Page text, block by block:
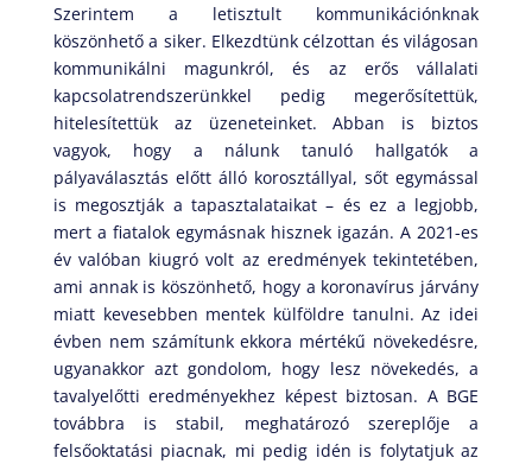
Szerintem a letisztult kommunikációnknak
köszönhető a siker. Elkezdtünk célzottan és világosan
kommunikálni magunkról, és az erős vállalati
kapcsolatrendszerünkkel pedig megerősítettük,
hitelesítettük az üzeneteinket. Abban is biztos
vagyok, hogy a nálunk tanuló hallgatók a
pályaválasztás előtt álló korosztállyal, sőt egymással
is megosztják a tapasztalataikat – és ez a legjobb,
mert a fiatalok egymásnak hisznek igazán. A 2021-es
év valóban kiugró volt az eredmények tekintetében,
ami annak is köszönhető, hogy a koronavírus járvány
miatt kevesebben mentek külföldre tanulni. Az idei
évben nem számítunk ekkora mértékű növekedésre,
ugyanakkor azt gondolom, hogy lesz növekedés, a
tavalyelőtti eredményekhez képest biztosan. A BGE
továbbra is stabil, meghatározó szereplője a
felsőoktatási piacnak, mi pedig idén is folytatjuk az